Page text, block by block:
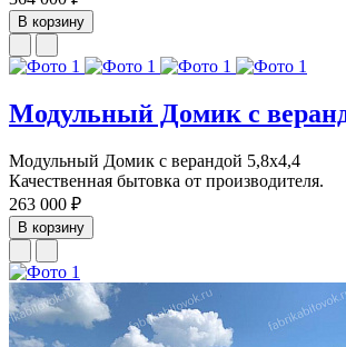
В корзину
Модульный Домик с
Модульный Домик с верандой 5,8х4,4
Качественная бытовка от производителя.
263 000 ₽
В корзину